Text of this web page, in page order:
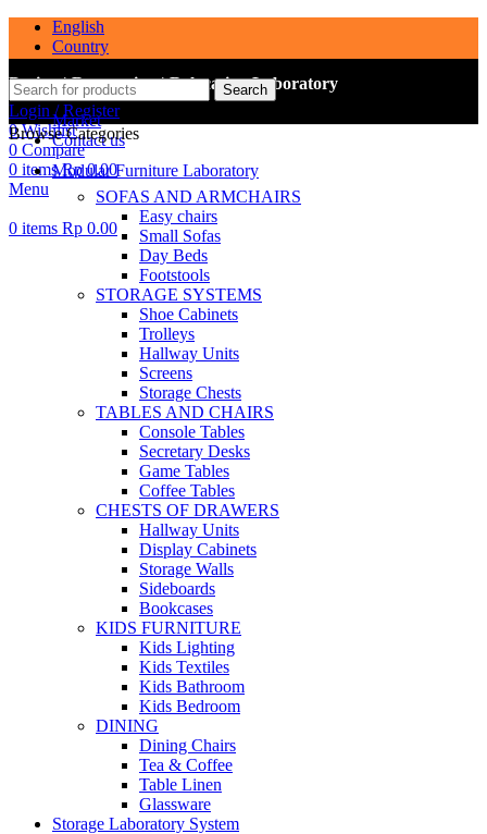
English
Country
Design | Renovation | Relocation Laboratory
Market
Contact us
Search
Login / Register
0Wishlist
0 Compare
0 items Rp0.00
Menu
0 items Rp 0.00
Browse Categories
Modular Furniture Laboratory
SOFAS AND ARMCHAIRS
Easy chairs
Small Sofas
Day Beds
Footstools
STORAGE SYSTEMS
Shoe Cabinets
Trolleys
Hallway Units
Screens
Storage Chests
TABLES AND CHAIRS
Console Tables
Secretary Desks
Game Tables
Coffee Tables
CHESTS OF DRAWERS
Hallway Units
Display Cabinets
Storage Walls
Sideboards
Bookcases
KIDS FURNITURE
Kids Lighting
Kids Textiles
Kids Bathroom
Kids Bedroom
DINING
Dining Chairs
Tea & Coffee
Table Linen
Glassware
Storage Laboratory System